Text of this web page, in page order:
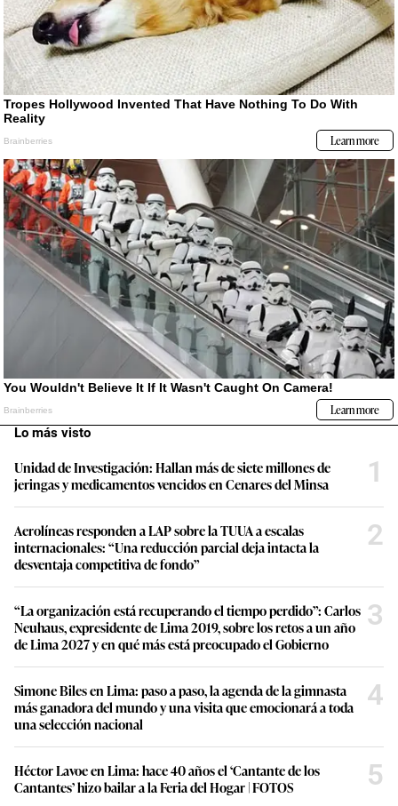
Lo más visto
Unidad de Investigación: Hallan más de siete millones de
jeringas y medicamentos vencidos en Cenares del Minsa
1
Aerolíneas responden a LAP sobre la TUUA a escalas
internacionales: “Una reducción parcial deja intacta la
desventaja competitiva de fondo”
2
“La organización está recuperando el tiempo perdido”: Carlos
Neuhaus, expresidente de Lima 2019, sobre los retos a un año
de Lima 2027 y en qué más está preocupado el Gobierno
3
Simone Biles en Lima: paso a paso, la agenda de la gimnasta
más ganadora del mundo y una visita que emocionará a toda
una selección nacional
4
Héctor Lavoe en Lima: hace 40 años el ‘Cantante de los
Cantantes’ hizo bailar a la Feria del Hogar | FOTOS
5